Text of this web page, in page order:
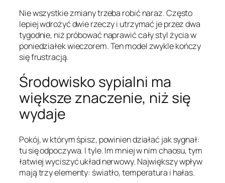
Nie wszystkie zmiany trzeba robić naraz. Często
lepiej wdrożyć dwie rzeczy i utrzymać je przez dwa
tygodnie, niż próbować naprawić cały styl życia w
poniedziałek wieczorem. Ten model zwykle kończy
się frustracją.
Środowisko sypialni ma
większe znaczenie, niż się
wydaje
Pokój, w którym śpisz, powinien działać jak sygnał:
tu się odpoczywa. I tyle. Im mniej w nim chaosu, tym
łatwiej wyciszyć układ nerwowy. Największy wpływ
mają trzy elementy: światło, temperatura i hałas.